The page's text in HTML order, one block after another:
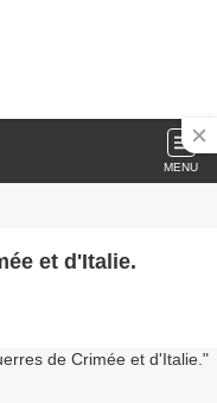
MENU
et d'Italie.